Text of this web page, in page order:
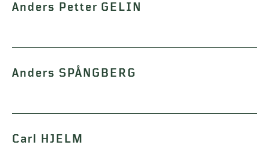
Anders Petter GELIN
Anders SPÅNGBERG
Carl HJELM